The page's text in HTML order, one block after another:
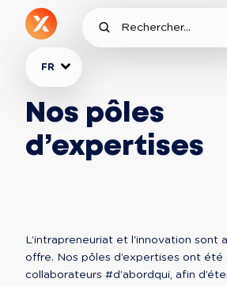
FR
Nos pôles
d’expertises
L’intrapreneuriat et l'innovation sont
offre. Nos pôles d’expertises ont été
collaborateurs #d’abordqui, afin